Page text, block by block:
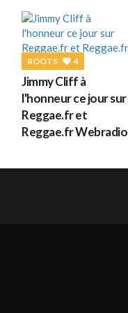
Bob Marley
ROOTS 4
Jimmy Cliff à
l'honneur ce jour sur
Reggae.fr et
Reggae.fr Webradio